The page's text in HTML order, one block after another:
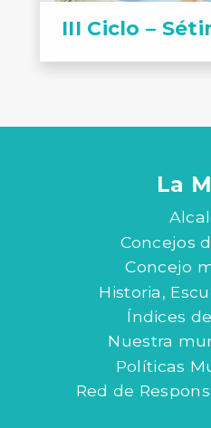
III Ciclo –
La
Concejos
Concejo
Historia,
Índices
Nuestra
Políticas
Red de